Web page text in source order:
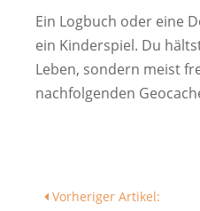
Ein Logbuch oder eine
ein Kinderspiel. Du
Leben, sondern meist
nachfolgenden
Vorheriger Artikel: